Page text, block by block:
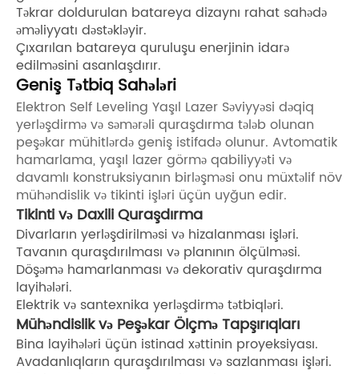
Təkrar doldurulan batareya dizaynı rahat sahədə
əməliyyatı dəstəkləyir.
Çıxarılan batareya quruluşu enerjinin idarə
edilməsini asanlaşdırır.
Geniş Tətbiq Sahələri
Elektron Self Leveling Yaşıl Lazer Səviyyəsi dəqiq
yerləşdirmə və səmərəli quraşdırma tələb olunan
peşəkar mühitlərdə geniş istifadə olunur. Avtomatik
hamarlama, yaşıl lazer görmə qabiliyyəti və
davamlı konstruksiyanın birləşməsi onu müxtəlif növ
mühəndislik və tikinti işləri üçün uyğun edir.
Tikinti və Daxili Quraşdırma
Divarların yerləşdirilməsi və hizalanması işləri.
Tavanın quraşdırılması və planının ölçülməsi.
Döşəmə hamarlanması və dekorativ quraşdırma
layihələri.
Elektrik və santexnika yerləşdirmə tətbiqləri.
Mühəndislik və Peşəkar Ölçmə Tapşırıqları
Bina layihələri üçün istinad xəttinin proyeksiyası.
Avadanlıqların quraşdırılması və sazlanması işləri.